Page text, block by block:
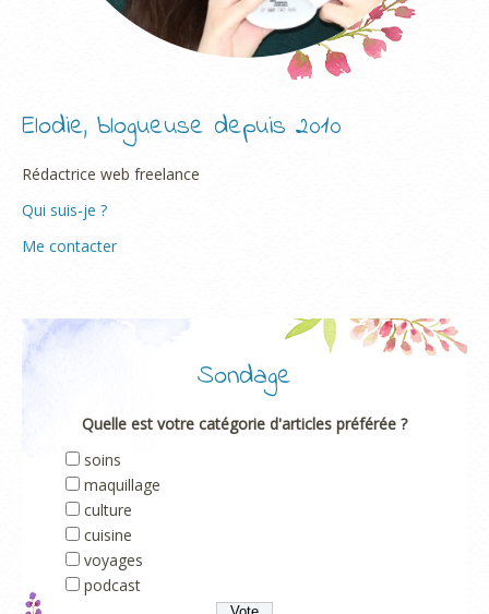
Elodie, blogueuse depuis 2010
Rédactrice web freelance
Qui suis-je ?
Me contacter
Sondage
Quelle est votre catégorie d'articles préférée ?
soins
maquillage
culture
cuisine
voyages
podcast